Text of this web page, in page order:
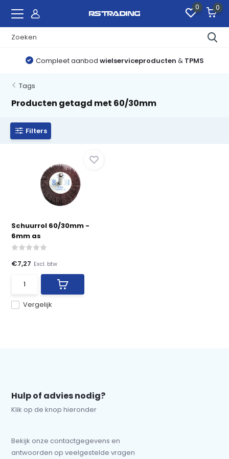
0 0
Compleet aanbod wielserviceproducten & TPMS
Tags
Producten getagd met 60/30mm
Filters
Schuurrol 60/30mm -
6mm as
Vergelijk
€7,27 Excl. btw
Hulp of advies nodig?
Klik op de knop hieronder
Bekijk onze contactgegevens en
antwoorden op veelgestelde vragen